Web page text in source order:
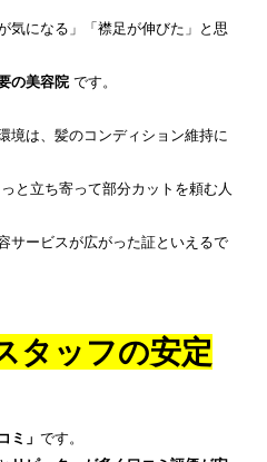
気になる」「襟足が伸びた」と思
の美容院 です。
境は、髪のコンディション維持に
と立ち寄って部分カットを頼む人
サービスが広がった証といえるで
タッフの安定
ミ」です。